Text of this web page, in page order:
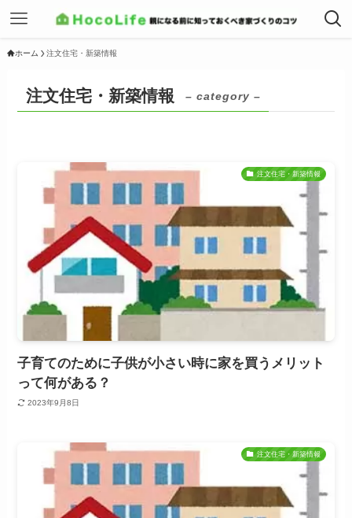
ホーム 注文住宅・新築情報
注文住宅・新築情報 – category –
注文住宅・新築情報
子育てのために子供が小さい時に家を買うメリット
って何がある？
2023年9月8日
注文住宅・新築情報